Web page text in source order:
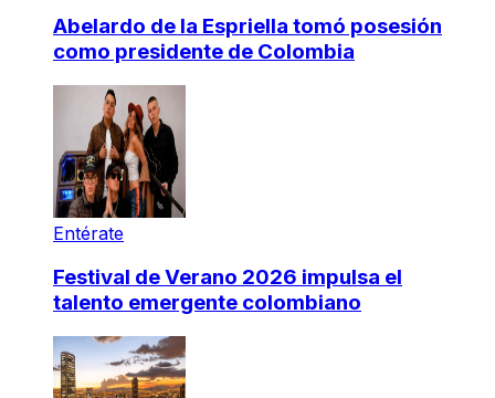
Abelardo de la Espriella tomó posesión
como presidente de Colombia
Entérate
Festival de Verano 2026 impulsa el
talento emergente colombiano